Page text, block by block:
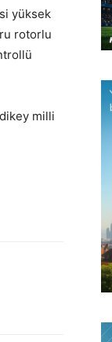
yüksek
rotorlu
milli